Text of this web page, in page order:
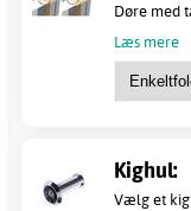
Døre med
Læs mere
Kighul:
Vælg et